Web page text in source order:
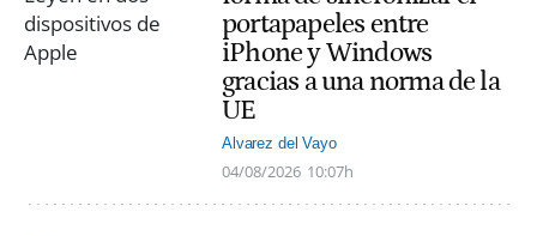
portapapeles entre
iPhone y Windows
gracias a una norma de la
UE
Alvarez del Vayo
04/08/2026 10:07h